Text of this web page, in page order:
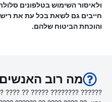
ולאיסור השימוש בטלפונים
חייבים גם לשאת בכל עת את
והוכחת הביטוח שלהם.
מה רוב האנשים
??????? ?????????? ????? ????